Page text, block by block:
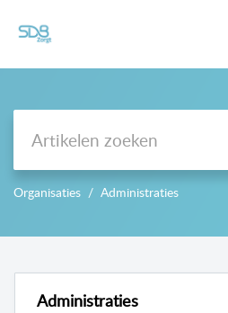
Organisaties Administraties
Administraties